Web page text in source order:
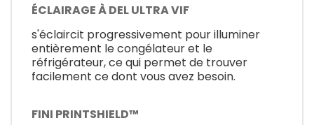
ÉCLAIRAGE À DEL ULTRA VIF
s'éclaircit progressivement pour illuminer
entièrement le congélateur et le
réfrigérateur, ce qui permet de trouver
facilement ce dont vous avez besoin.
FINI PRINTSHIELD™